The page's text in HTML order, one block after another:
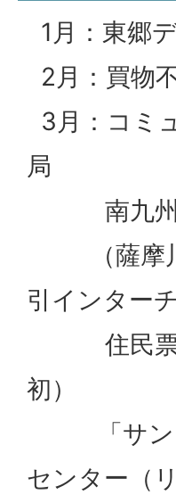
1月：東郷
2月：買物
3月：コミ
局
南九州西
（薩摩川
引インター
住民票写
初）
「サンア
センター（